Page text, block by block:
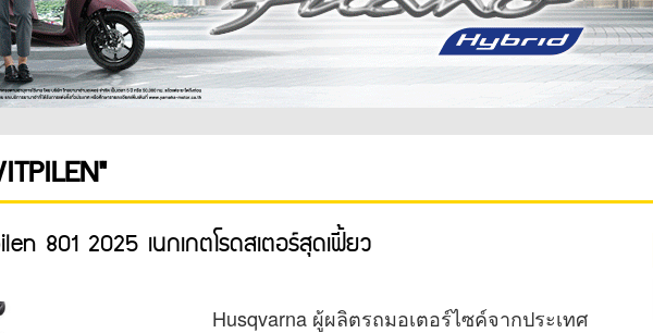
801 2025 เนกเกตโรดสเตอร์สุดเฟี้ยว
Husqvarna ผู้ผลิตรถมอเตอร์ไซค์จากประเทศ